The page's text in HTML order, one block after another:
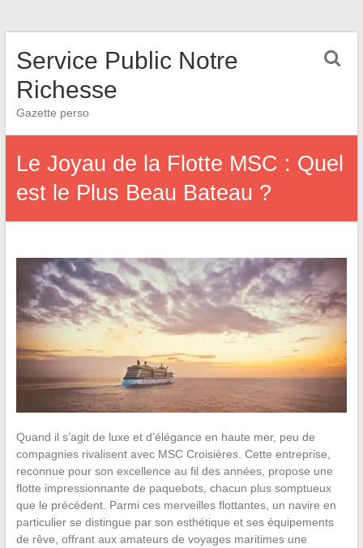
Service Public Notre
Richesse
Gazette perso
Le Joyau de la Flotte MSC : Quel
est le Plus Beau Bateau ?
Quand il s’agit de luxe et d’élégance en haute mer, peu de
compagnies rivalisent avec MSC Croisières. Cette entreprise,
reconnue pour son excellence au fil des années, propose une
flotte impressionnante de paquebots, chacun plus somptueux
que le précédent. Parmi ces merveilles flottantes, un navire en
particulier se distingue par son esthétique et ses équipements
de rêve, offrant aux amateurs de voyages maritimes une